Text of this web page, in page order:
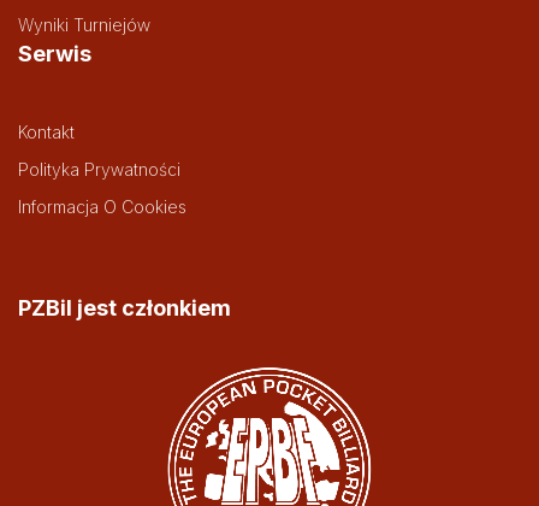
Wyniki Turniejów
Serwis
Kontakt
Polityka Prywatności
Informacja O Cookies
PZBil jest członkiem